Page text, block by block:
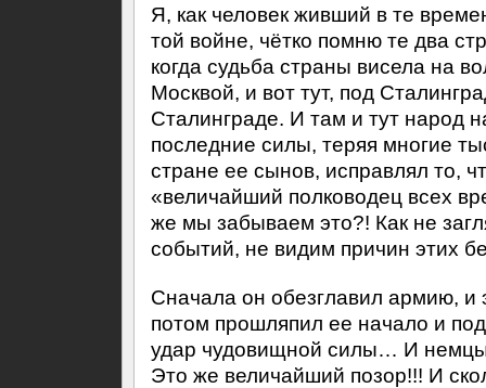
Я, как человек живший в те
той войне, чётко помню те два
когда судьба страны висела на
Москвой, и вот тут, под
Сталинграде. И там и тут народ
последние силы, теряя многие
стране ее сынов, исправлял то,
«величайший полководец всех
же мы забываем это?! Как не
событий, не видим причин этих
Сначала он обезглавил армию, и
потом прошляпил ее начало и
удар чудовищной силы… И
Это же величайший позор!!! И